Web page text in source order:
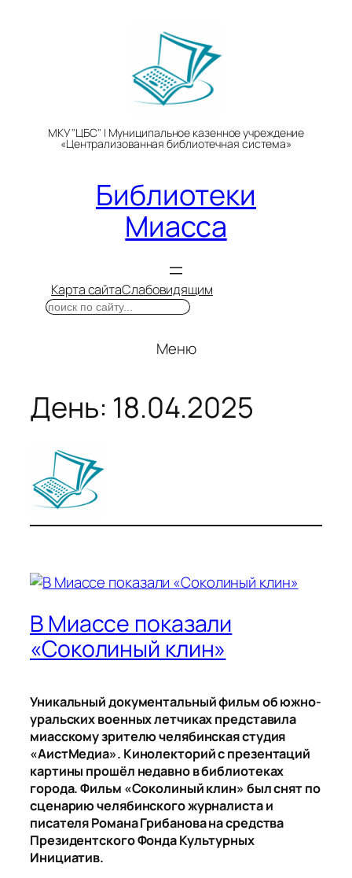
МКУ "ЦБС" | Муниципальное казенное учреждение
«Централизованная библиотечная система»
Библиотеки
Миасса
Карта сайтаСлабовидящим
Поиск
Меню
День: 18.04.2025
В Миассе показали
«Соколиный клин»
Уникальный документальный фильм об южно-
уральских военных летчиках представила
миасскому зрителю челябинская студия
«АистМедиа». Кинолекторий с презентаций
картины прошёл недавно в библиотеках
города. Фильм «Соколиный клин» был снят по
сценарию челябинского журналиста и
писателя Романа Грибанова на средства
Президентского Фонда Культурных
Инициатив.